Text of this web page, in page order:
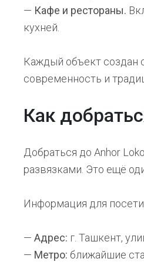
— Кафе и рестораны.
кухней.
Каждый объект создан
современность и
Как
Добраться до Anhor
развязками. Это ещё
Информация для
— Адрес: г. Ташкент,
— Метро: ближайшие